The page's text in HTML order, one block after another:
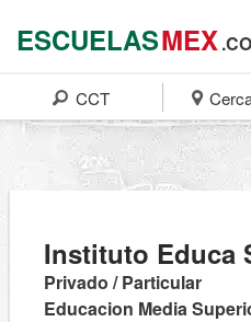
ESCUELASMEX
CCT
Instituto Educa
Privado / Particular
Educacion Media